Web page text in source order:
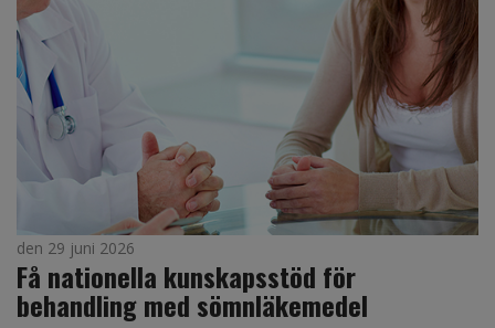
den 29 juni 2026
Få nationella kunskapsstöd för
behandling med sömnläkemedel